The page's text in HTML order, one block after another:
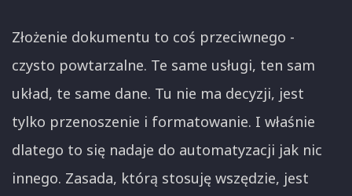
Złożenie dokumentu to coś przeciwnego -
czysto powtarzalne. Te same usługi, ten sam
układ, te same dane. Tu nie ma decyzji, jest
tylko przenoszenie i formatowanie. I właśnie
dlatego to się nadaje do automatyzacji jak nic
innego. Zasada, którą stosuję wszędzie, jest